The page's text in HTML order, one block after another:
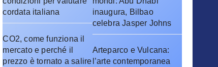
cordata italiana
CO2, come funziona il
mercato e perché il
prezzo è tornato a salire
inaugura, Bilbao
celebra Jasper Johns
Arteparco e Vulcana:
l’arte contemporanea